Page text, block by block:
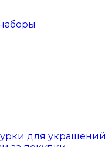
для украшений